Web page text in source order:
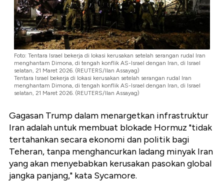
Foto: Tentara Israel bekerja di lokasi kerusakan setelah serangan rudal Iran
menghantam Dimona, di tengah konflik AS-Israel dengan Iran, di Israel
selatan, 21 Maret 2026. (REUTERS/Ilan Assayag)
Tentara Israel bekerja di lokasi kerusakan setelah serangan rudal Iran
menghantam Dimona, di tengah konflik AS-Israel dengan Iran, di Israel
selatan, 21 Maret 2026. (REUTERS/Ilan Assayag)
Gagasan Trump dalam menargetkan infrastruktur
Iran adalah untuk membuat blokade Hormuz "tidak
tertahankan secara ekonomi dan politik bagi
Teheran, tanpa menghancurkan ladang minyak Iran
yang akan menyebabkan kerusakan pasokan global
jangka panjang," kata Sycamore.